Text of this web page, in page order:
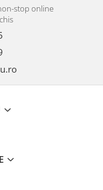
stop online